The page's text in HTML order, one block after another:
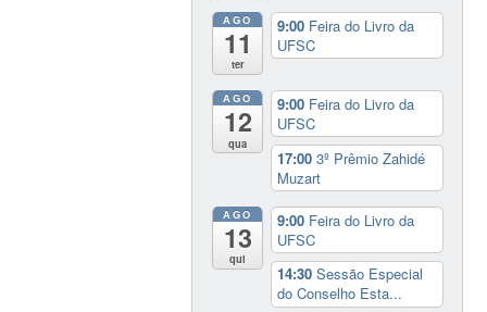
AGO
11
ter
9:00 Feira do Livro da
UFSC
AGO
12
qua
9:00 Feira do Livro da
UFSC
17:003º Prêmio Zahidé
Muzart
AGO
13
qui
9:00 Feira do Livro da
UFSC
14:30Sessão Especial
do Conselho Esta...